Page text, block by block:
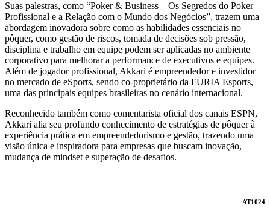
Suas palestras, como “Poker & Business – Os Segredos do Poker
Profissional e a Relação com o Mundo dos Negócios”, trazem uma
abordagem inovadora sobre como as habilidades essenciais no
pôquer, como gestão de riscos, tomada de decisões sob pressão,
disciplina e trabalho em equipe podem ser aplicadas no ambiente
corporativo para melhorar a performance de executivos e equipes.
Além de jogador profissional, Akkari é empreendedor e investidor
no mercado de eSports, sendo co-proprietário da FURIA Esports,
uma das principais equipes brasileiras no cenário internacional.
Reconhecido também como comentarista oficial dos canais ESPN,
Akkari alia seu profundo conhecimento de estratégias de pôquer à
experiência prática em empreendedorismo e gestão, trazendo uma
visão única e inspiradora para empresas que buscam inovação,
mudança de mindset e superação de desafios.
AT1024